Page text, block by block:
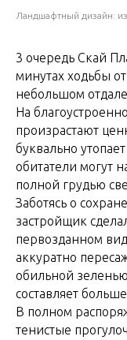
Ландшафтный дизайн:
3 очередь Скай
минутах ходьбы
небольшом
На
произрастают
буквально
обитатели могут
полной грудью
Заботясь о
застройщик
первозданном
аккуратно
обильной
составляет
В полном
тенистые